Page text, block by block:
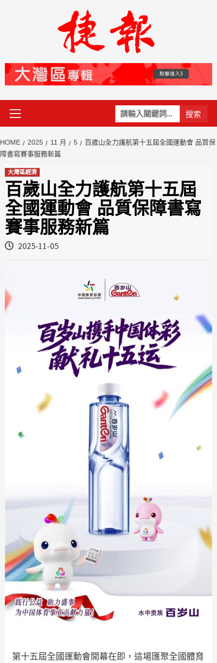
關
鍵
Primary
Menu
HOME 2025 11 月 5
百歲山全力護航第十五屆全國運動會 品質保
障書寫賽事服務新篇
大灣區經濟
百歲山全力護航第十五屆
全國運動會 品質保障書寫
賽事服務新篇
2025-11-05
第十五屆全國運動會開幕在即，這場匯聚全國體育